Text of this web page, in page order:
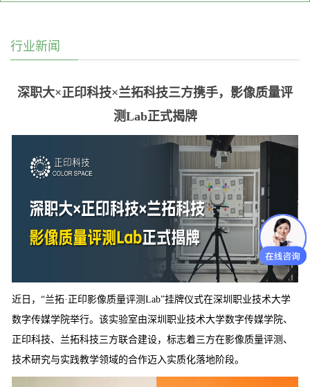
行业新闻
深职大×正印科技×兰拓科技三方携手，影像质量评
测Lab正式揭牌
近日，“兰拓·正印影像质量评测Lab”挂牌仪式在深圳职业技术大学
数字传媒学院举行。该实验室由深圳职业技术大学数字传媒学院、
正印科技、兰拓科技三方联合建设，标志着三方在影像质量评测、
技术研究与实践教学领域的合作迈入实质化落地阶段。